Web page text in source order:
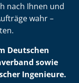
nach Ihnen und
wahr –
Deutschen
sowie
Ingenieure.